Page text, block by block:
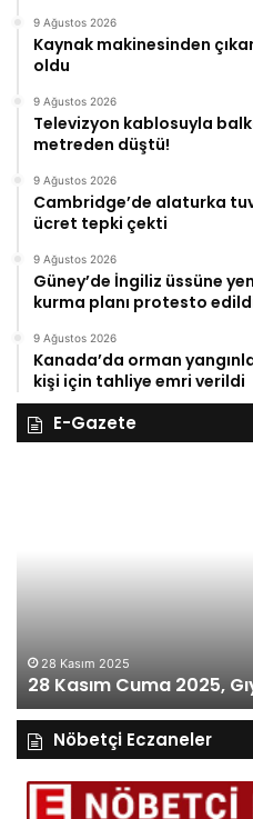
9 Ağustos 2026
Kaynak makinesinden
oldu
9 Ağustos 2026
Televizyon kablosuyla
metreden düştü!
9 Ağustos 2026
Cambridge’de alaturka
ücret tepki çekti
9 Ağustos 2026
Güney’de İngiliz üssüne
kurma planı protesto
9 Ağustos 2026
Kanada’da orman
kişi için tahliye emri verildi
E-Gazete
28 Kasım 2025
28 Kasım Cuma 2025,
Nöbetçi Eczaneler